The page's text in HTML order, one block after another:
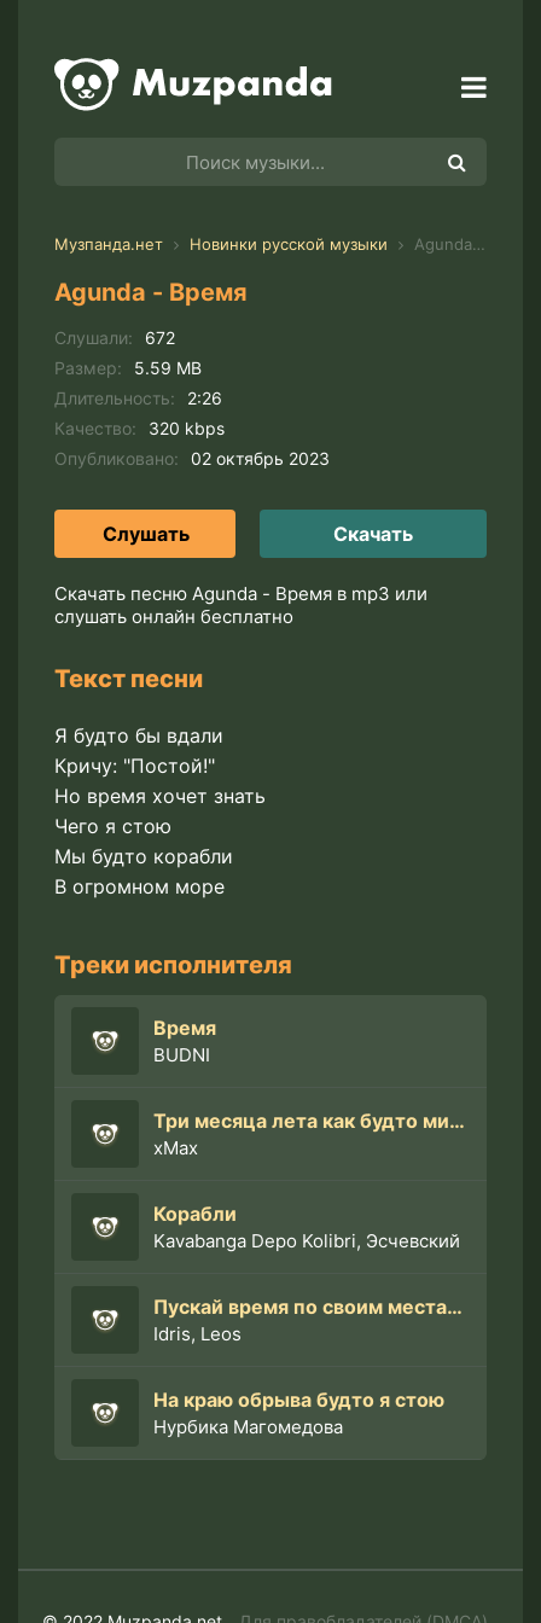
Музпанда.нет Новинки русской музыки Agunda - Время
Agunda - Время
Слушали:
672
Размер:
5.59 MB
Длительность:
2:26
Качество:
320 kbps
Опубликовано:
02 октябрь 2023
Слушать Скачать
Скачать песню Agunda - Время в mp3 или
слушать онлайн бесплатно
Текст песни
Я будто бы вдали
Кричу: "Постой!"
Но время хочет знать
Чего я стою
Мы будто корабли
В огромном море
Треки исполнителя
Время
BUDNI
Три месяца лета как будто минута
xMax
Корабли
Kavabanga Depo Kolibri, Эсчевский
Пускай время по своим местами
Idris, Leos
На краю обрыва будто я стою
Нурбика Магомедова